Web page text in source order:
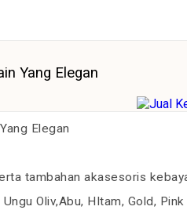
Yang Elegan
Elegan
tambahan akasesoris
Oliv,Abu, HItam, Gold, Pink